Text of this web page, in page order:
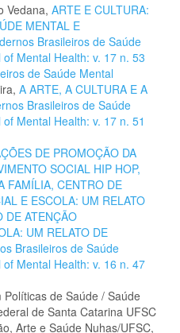
Vedana, ARTE E CULTURA:
MENTAL E
Brasileiros de Saúde
Mental Health: v. 17 n. 53
de Saúde Mental
A ARTE, A CULTURA E A
Brasileiros de Saúde
Mental Health: v. 17 n. 51
DE PROMOÇÃO DA
SOCIAL HIP HOP,
FAMÍLIA, CENTRO DE
E ESCOLA: UM RELATO
DE ATENÇÃO
UM RELATO DE
Brasileiros de Saúde
Mental Health: v. 16 n. 47
de Saúde / Saúde
de Santa Catarina UFSC
Arte e Saúde Nuhas/UFSC,